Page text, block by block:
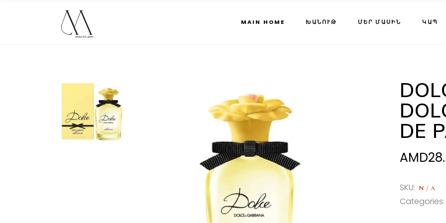
MAIN HOME ԽԱՆՈՒԹ ՄԵՐ ՄԱՍԻՆ ԿԱՊ
DE
AMD
SKU: N/A
Categories: